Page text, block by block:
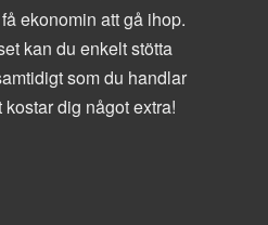
ekonomin att gå ihop.
kan du enkelt stötta
som du handlar
dig något extra!